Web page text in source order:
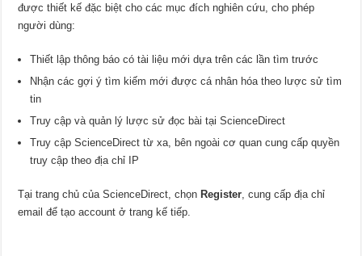
được thiết kế đặc biệt cho các mục đích nghiên cứu, cho phép
người dùng:
Thiết lập thông báo có tài liệu mới dựa trên các lần tìm trước
Nhận các gợi ý tìm kiếm mới được cá nhân hóa theo lược sử tìm
tin
Truy cập và quản lý lược sử đọc bài tại ScienceDirect
Truy cập ScienceDirect từ xa, bên ngoài cơ quan cung cấp quyền
truy cập theo địa chỉ IP
Tại trang chủ của ScienceDirect, chọnRegister , cung cấp địa chỉ
email để tạo account ở trang kế tiếp.